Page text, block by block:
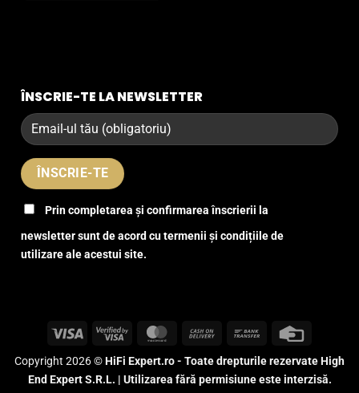
ÎNSCRIE-TE LA NEWSLETTER
Prin completarea și confirmarea înscrierii la
newsletter sunt de acord cu termenii și condițiile de
utilizare ale acestui site.
Visa
Visa
MasterCardCash
Delivery
Bank
Copyright 2026 ©HiFi Expert.ro - Toate drepturile rezervate High
End Expert S.R.L. | Utilizarea fără permisiune este interzisă.